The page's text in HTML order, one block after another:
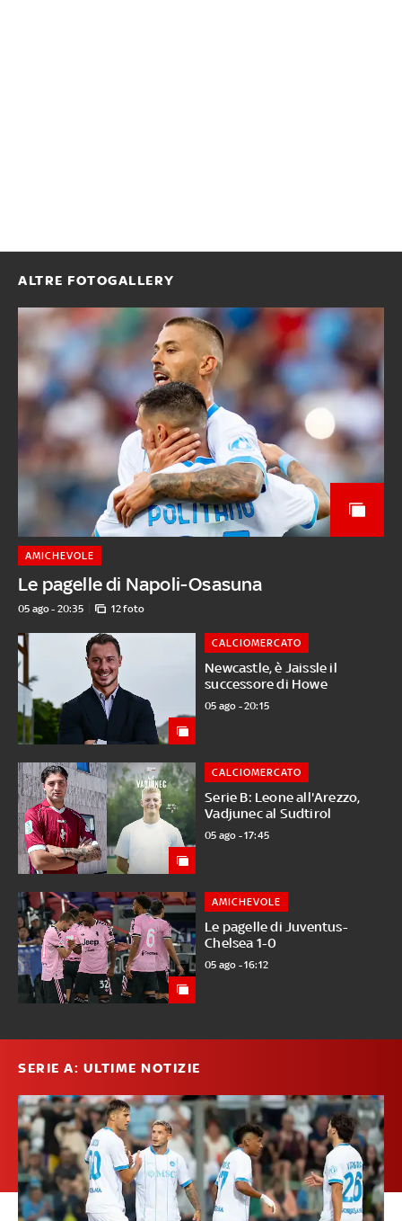
ALTRE FOTOGALLERY
Le pagelle di Napoli-Osasuna
AMICHEVOLE
05 ago - 20:35 12 foto
Newcastle, è Jaissle il
successore di Howe
CALCIOMERCATO
05 ago - 20:15
Serie B: Leone all'Arezzo,
Vadjunec al Sudtirol
CALCIOMERCATO
05 ago - 17:45
Le pagelle di Juventus-
Chelsea 1-0
AMICHEVOLE
05 ago - 16:12
SERIE A: ULTIME NOTIZIE